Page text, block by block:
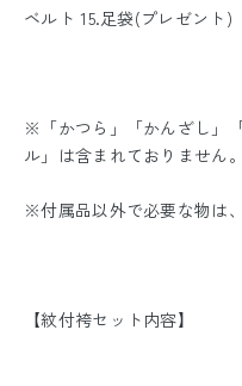
ベルト 15.足袋(プレゼント)
※「かつら」「かんざし」
ル」は含まれておりません。
※付属品以外で必要な物は
【紋付袴セット内容】